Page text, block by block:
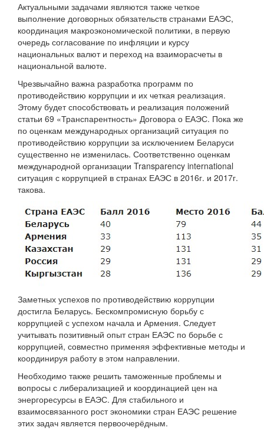
Актуальными задачами являются также четкое
выполнение договорных обязательств странами ЕАЭС,
координация макроэкономической политики, в первую
очередь согласование по инфляции и курсу
национальных валют и переход на взаиморасчеты в
национальной валюте.
Чрезвычайно важна разработка программ по
противодействию коррупции и их четкая реализация.
Этому будет способствовать и реализация положений
статьи 69 «Транспарентность» Договора о ЕАЭС. Пока же
по оценкам международных организаций ситуация по
противодействию коррупции за исключением Беларуси
существенно не изменилась. Соответственно оценкам
международной организации Transparency international
ситуация с коррупцией в странах ЕАЭС в 2016г. и 2017г.
такова.
Заметных успехов по противодействию коррупции
достигла Беларусь. Бескомпромисную борьбу с
коррупцией с успехом начала и Армения. Следует
учитывать позитивный опыт стран ЕАЭС по борьбе с
коррупцией, совместно применяя эффективные методы и
координируя работу в этом направлении.
Необходимо также решить таможенные проблемы и
вопросы с либерализацией и координацией цен на
энергоресурсы в ЕАЭС. Для стабильного и
взаимосвязанного рост экономики стран ЕАЭС решение
этих задач является первоочерёдным.